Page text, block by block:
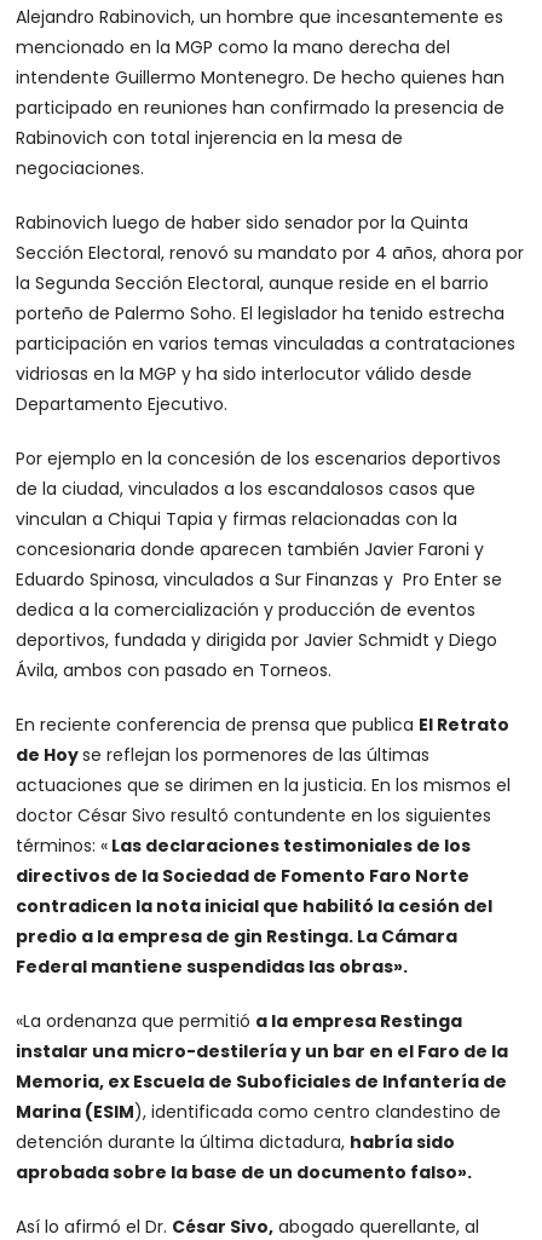
Alejandro Rabinovich, un hombre que incesantemente es
mencionado en la MGP como la mano derecha del
intendente Guillermo Montenegro. De hecho quienes han
participado en reuniones han confirmado la presencia de
Rabinovich con total injerencia en la mesa de
negociaciones.
Rabinovich luego de haber sido senador por la Quinta
Sección Electoral, renovó su mandato por 4 años, ahora por
la Segunda Sección Electoral, aunque reside en el barrio
porteño de Palermo Soho. El legislador ha tenido estrecha
participación en varios temas vinculadas a contrataciones
vidriosas en la MGP y ha sido interlocutor válido desde
Departamento Ejecutivo.
Por ejemplo en la concesión de los escenarios deportivos
de la ciudad, vinculados a los escandalosos casos que
vinculan a Chiqui Tapia y firmas relacionadas con la
concesionaria donde aparecen también Javier Faroni y
Eduardo Spinosa, vinculados a Sur Finanzas y Pro Enter se
dedica a la comercialización y producción de eventos
deportivos, fundada y dirigida por Javier Schmidt y Diego
Ávila, ambos con pasado en Torneos.
En reciente conferencia de prensa que publica El Retrato
de Hoyse reflejan los pormenores de las últimas
actuaciones que se dirimen en la justicia. En los mismos el
doctor César Sivo resultó contundente en los siguientes
términos: « Las declaraciones testimoniales de los
directivos de la Sociedad de Fomento Faro Norte
contradicen la nota inicial que habilitó la cesión del
predio a la empresa de gin Restinga. La Cámara
Federal mantiene suspendidas las obras».
«La ordenanza que permitió a la empresa Restinga
instalar una micro-destilería y un bar en el Faro de la
Memoria, ex Escuela de Suboficiales de Infantería de
Marina (ESIM), identificada como centro clandestino de
detención durante la última dictadura, habría sido
aprobada sobre la base de un documento falso».
Así lo afirmó el Dr. César Sivo, abogado querellante, al